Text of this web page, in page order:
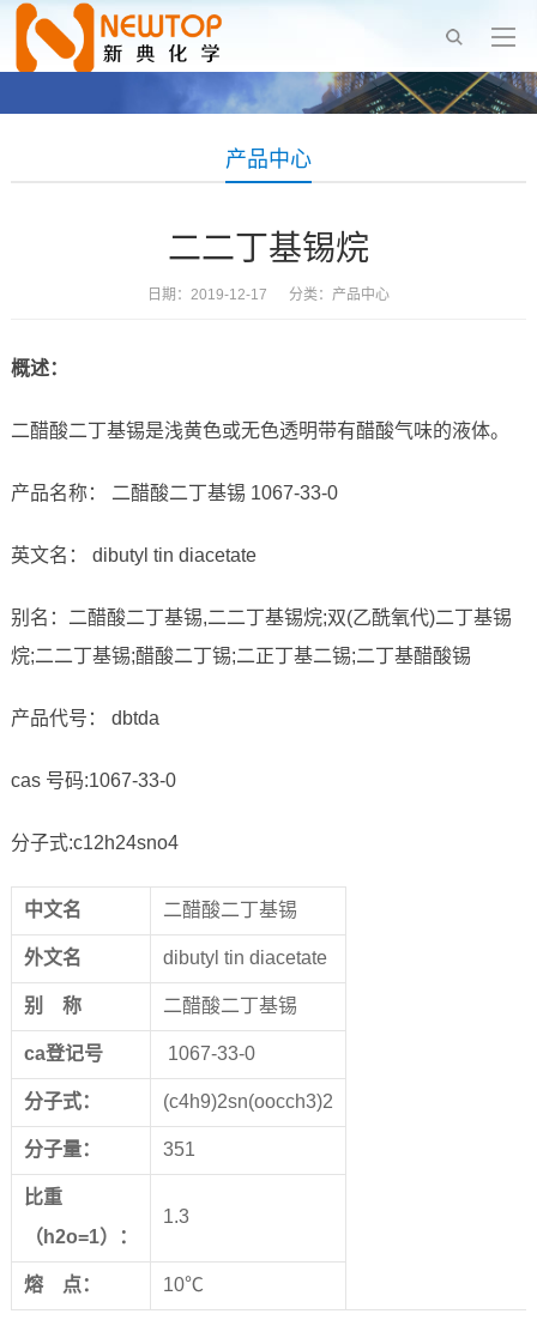
产品中心
二二丁基锡烷
日期：2019-12-17 分类： 产品中心
概述：
二醋酸二丁基锡是浅黄色或无色透明带有醋酸气味的液体。
产品名称： 二醋酸二丁基锡 1067-33-0
英文名： dibutyl tin diacetate
别名：二醋酸二丁基锡,二二丁基锡烷;双(乙酰氧代)二丁基锡
烷;二二丁基锡;醋酸二丁锡;二正丁基二锡;二丁基醋酸锡
产品代号： dbtda
cas 号码:1067-33-0
分子式:c12h24sno4
中文名 二醋酸二丁基锡
外文名 dibutyl tin diacetate
别 称 二醋酸二丁基锡
ca登记号 1067-33-0
分子式： (c4h9)2sn(oocch3)2
分子量： 351
比重
（ h2o=1）：
1.3
熔 点： 10℃